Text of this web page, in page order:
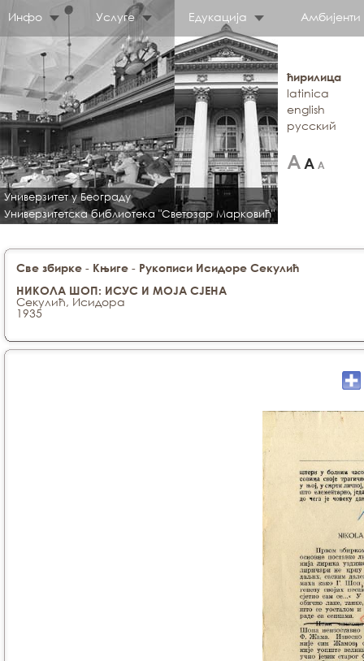
Инфо Услуге Едукација Амбијенти
Универзитет у Београду
Универзитетска библиотека "Светозар Марковић"
ћирилица
latinica
english
русский
Све збирке - Књиге - Рукописи Исидоре Секулић
НИКОЛА ШОП: ИСУС И МОЈА СЈЕНА
Секулић, Исидора
1935